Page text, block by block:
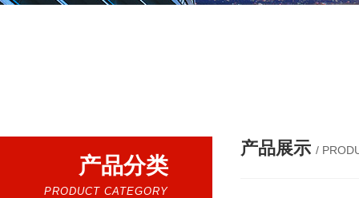
产品分类
PRODUCT CATEGORY
产品展示 /